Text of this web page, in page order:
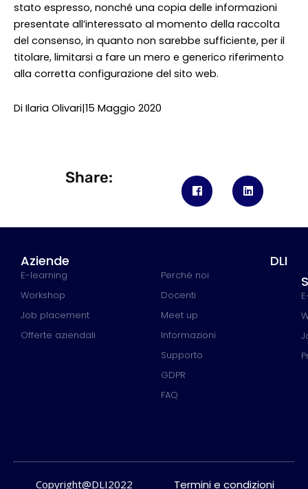
stato espresso, nonché una copia delle informazioni
presentate all’interessato al momento della raccolta
del consenso, in quanto non sarebbe sufficiente, per il
titolare, limitarsi a fare un mero e generico riferimento
alla corretta configurazione del sito web.
Di Ilaria Olivari|15 Maggio 2020
Share:
Aziende
E-learning
Workshop
Job placement
Offerte aziendali
DLI
Perché noi
Docenti
Meet up
Informazioni
Supporto
GDPR
FAQ
Copyright@DLI2022 Termini e condizioni